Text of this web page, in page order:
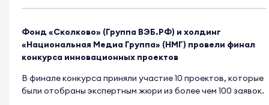
Фонд «Сколково» (Группа ВЭБ.РФ) и холдинг
«Национальная Медиа Группа» (НМГ) провели финал
конкурса инновационных проектов
В финале конкурса приняли участие 10 проектов, которые
были отобраны экспертным жюри из более чем 100 заявок.